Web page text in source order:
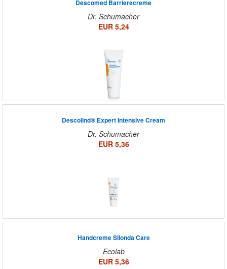
Descomed Barrierecreme
Dr. Schumacher
EUR 5,24
Descolind® Expert Intensive Cream
Dr. Schumacher
EUR 5,36
Handcreme Silonda Care
Ecolab
EUR 5,36